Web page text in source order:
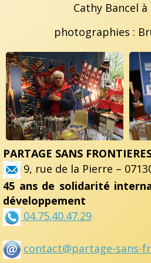
Cathy Bancel
photographies :
PARTAGE SANS
9, rue de la Pierre –
45 ans de solidarité
développement
04.75.40.47.29
contact@partage-sans-